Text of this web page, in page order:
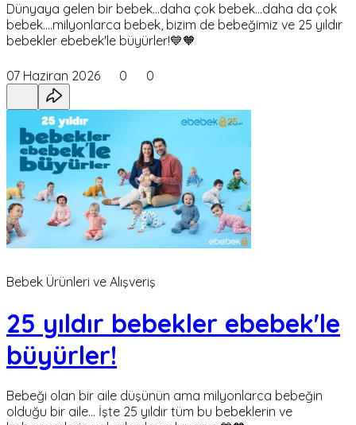
Dünyaya gelen bir bebek...daha çok bebek...daha da çok
bebek....milyonlarca bebek, bizim de bebeğimiz ve 25 yıldır
bebekler ebebek'le büyürler!💙🧡
07 Haziran 2026 0 0
Bebek Ürünleri ve Alışveriş
25 yıldır bebekler ebebek'le
büyürler!
Bebeği olan bir aile düşünün ama milyonlarca bebeğin
olduğu bir aile... İşte 25 yıldır tüm bu bebeklerin ve